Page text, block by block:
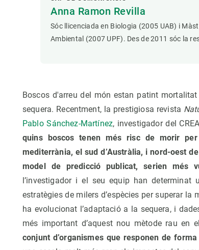
Anna Ramon Revilla
Sóc llicenciada en Biologia (2005 UAB) i
Ambiental (2007 UPF). Des de 2011 sóc la
Boscos d'arreu del món estan patint
sequera. Recentment, la prestigiosa revista
Pablo Sánchez-Martínez, investigador del
quins boscos tenen més risc de morir
mediterrània, el sud d’Austràlia, i nord-oest
model de predicció publicat, serien més
l’investigador i el seu equip han
estratègies de milers d’espècies per superar
ha evolucionat l’adaptació a la sequera, i
més important d’aquest nou mètode rau en
conjunt d’organismes que responen de